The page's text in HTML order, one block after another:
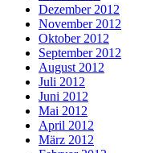
Dezember 2012
November 2012
Oktober 2012
September 2012
August 2012
Juli 2012
Juni 2012
Mai 2012
April 2012
März 2012